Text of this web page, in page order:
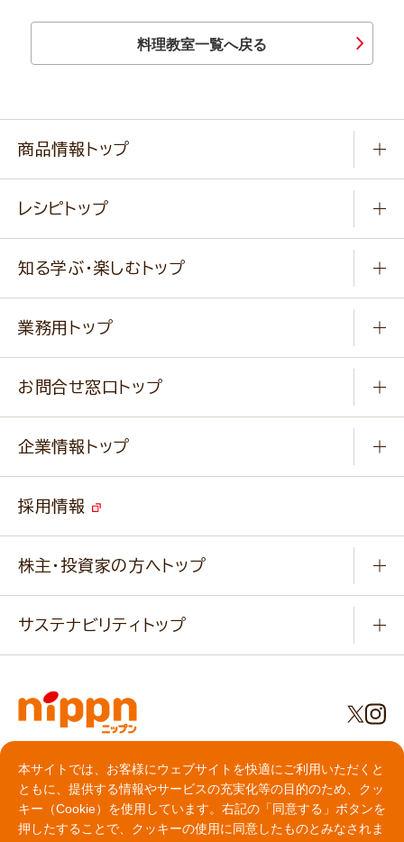
料理教室一覧へ戻る
商品情報トップ
健康食品・他
新商品・リニューアル商品
通販サイト一覧
レシピトップ
作り方動画
みなさまのレシピはこちら
知る学ぶ・楽しむトップ
ふっくらパンをつくりましょう
キャンペーン
業務用トップ
ニップンの アマニ 業務用サイト
ベジカフェブランドサイト
お問合せ窓口トップ
改善事例
業務用商品のお問合せ
企業情報トップ
事業紹介
経営理念・経営方針・行動規範・行動指針
ニップンの歴史
事業場・工場一覧
採用情報
株主・投資家の方へトップ
IR情報
IRライブラリ
株主総会・株式関連情報／社債・格付情報
よくいただくご質問
サステナビリティトップ
基本方針
社会
食育への取り組み
プライバシーポリシー
クッキーポリシー
動作環境について
ソーシャルメディアガイドライン
本サイトでは、お客様にウェブサイトを快適にご利用いただくと
ともに、提供する情報やサービスの充実化等の目的のため、クッ
キー（Cookie）を使用しています。右記の「同意する」ボタンを
押したすることで、クッキーの使用に同意したものとみなされま